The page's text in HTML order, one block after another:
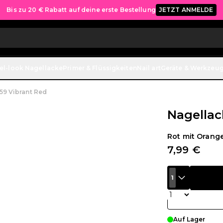
Bis zu 20 € Rabatt auf deine erste Bestellung JETZT ANMELDE
Vibrant Red
Rot mit
7,99 €
1
Menge
Auf Lager